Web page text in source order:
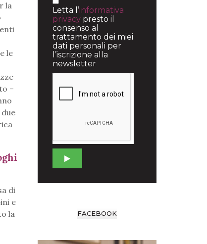
la
le
–
di
e
la
Letta l’informativa
privacy presto il
consenso al
trattamento dei miei
dati personali per
l’iscrizione alla
newsletter
FACEBOOK